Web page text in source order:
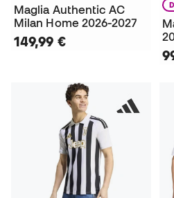
Maglia Authentic AC
Milan Home 2026-2027
149,99 €